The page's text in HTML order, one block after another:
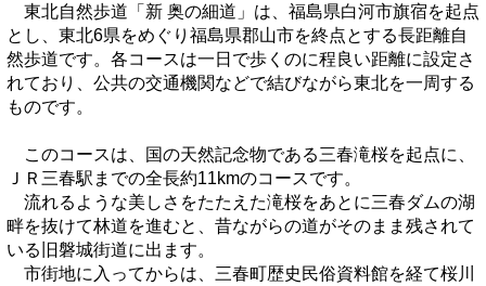
東北自然歩道「新 奥の細道」は、福島県白河市旗宿を起点
とし、東北6県をめぐり福島県郡山市を終点とする長距離自
然歩道です。各コースは一日で歩くのに程良い距離に設定さ
れており、公共の交通機関などで結びながら東北を一周する
ものです。
このコースは、国の天然記念物である三春滝桜を起点に、
ＪＲ三春駅までの全長約11kmのコースです。
流れるような美しさをたたえた滝桜をあとに三春ダムの湖
畔を抜けて林道を進むと、昔ながらの道がそのまま残されて
いる旧磐城街道に出ます。
市街地に入ってからは、三春町歴史民俗資料館を経て桜川